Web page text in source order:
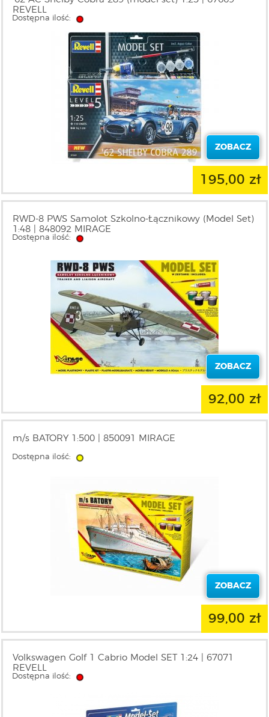
REVELL
Dostępna ilość:
ZOBACZ
195,00 zł
RWD-8 PWS Samolot Szkolno-Łącznikowy (Model Set)
1:48 | 848092 MIRAGE
Dostępna ilość:
ZOBACZ
92,00 zł
m/s BATORY 1:500 | 850091 MIRAGE
Dostępna ilość:
ZOBACZ
99,00 zł
Volkswagen Golf 1 Cabrio Model SET 1:24 | 67071
REVELL
Dostępna ilość: